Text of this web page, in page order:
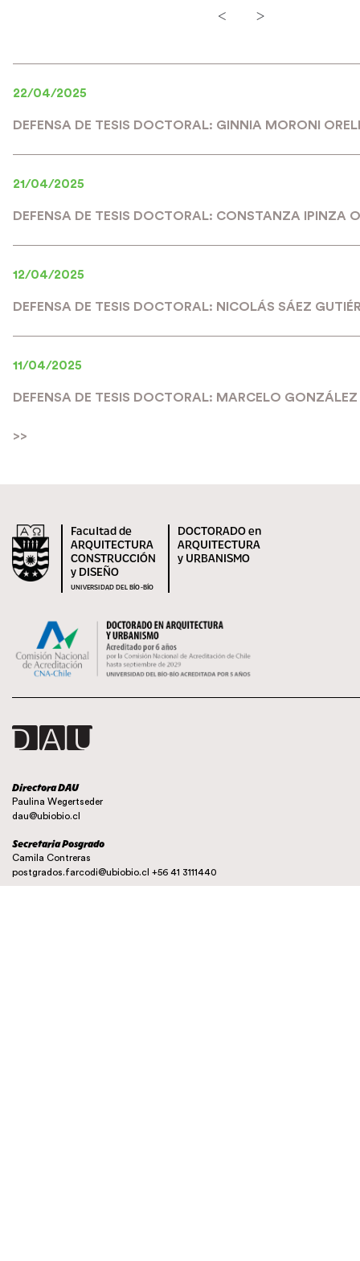
< >
22/04/2025
DEFENSA DE TESIS DOCTORAL: GINNIA MORONI
21/04/2025
DEFENSA DE TESIS DOCTORAL: CONSTANZA IPINZA
12/04/2025
DEFENSA DE TESIS DOCTORAL: NICOLÁS SÁEZ
11/04/2025
DEFENSA DE TESIS DOCTORAL: MARCELO
>>
Facultad de
ARQUITECTURA
CONSTRUCCIÓN
y DISEÑO
UNIVERSIDAD DEL BÍO-BÍO
DOCTORADO en
ARQUITECTURA
y URBANISMO
Directora DAU
Paulina Wegertseder
dau@ubiobio.cl
Secretaria Posgrado
Camila Contreras
postgrados.farcodi@ubiobio.cl +56 41 3111440